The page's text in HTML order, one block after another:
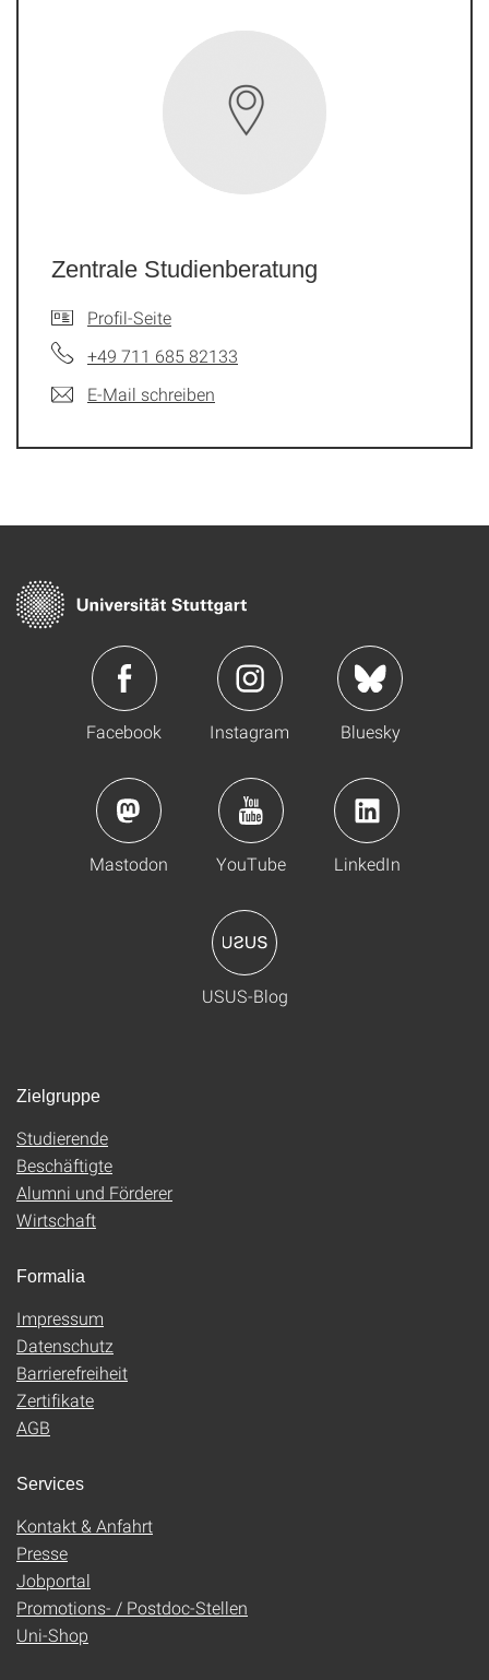
Zentrale Studienberatung
Profil-Seite
+49 711 685 82133
E-Mail schreiben
Facebook Instagram Bluesky
Mastodon YouTube LinkedIn
USUS-Blog
Zielgruppe
Studierende
Beschäftigte
Alumni und Förderer
Wirtschaft
Formalia
Impressum
Datenschutz
Barrierefreiheit
Zertifikate
AGB
Services
Kontakt & Anfahrt
Presse
Jobportal
Promotions- / Postdoc-Stellen
Uni-Shop